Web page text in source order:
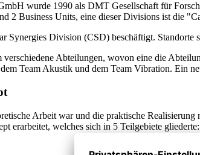
wurde 1990 als DMT Gesellschaft für
2 Business Units, eine dieser Divisions ist die
Synergies Division (CSD) beschäftigt. Standorte
Abteilungen, wovon eine die
Team Akustik und dem Team Vibration. Ein
Arbeit war und die praktische
erarbeitet, welches sich in 5 Teilgebiete gliederte: